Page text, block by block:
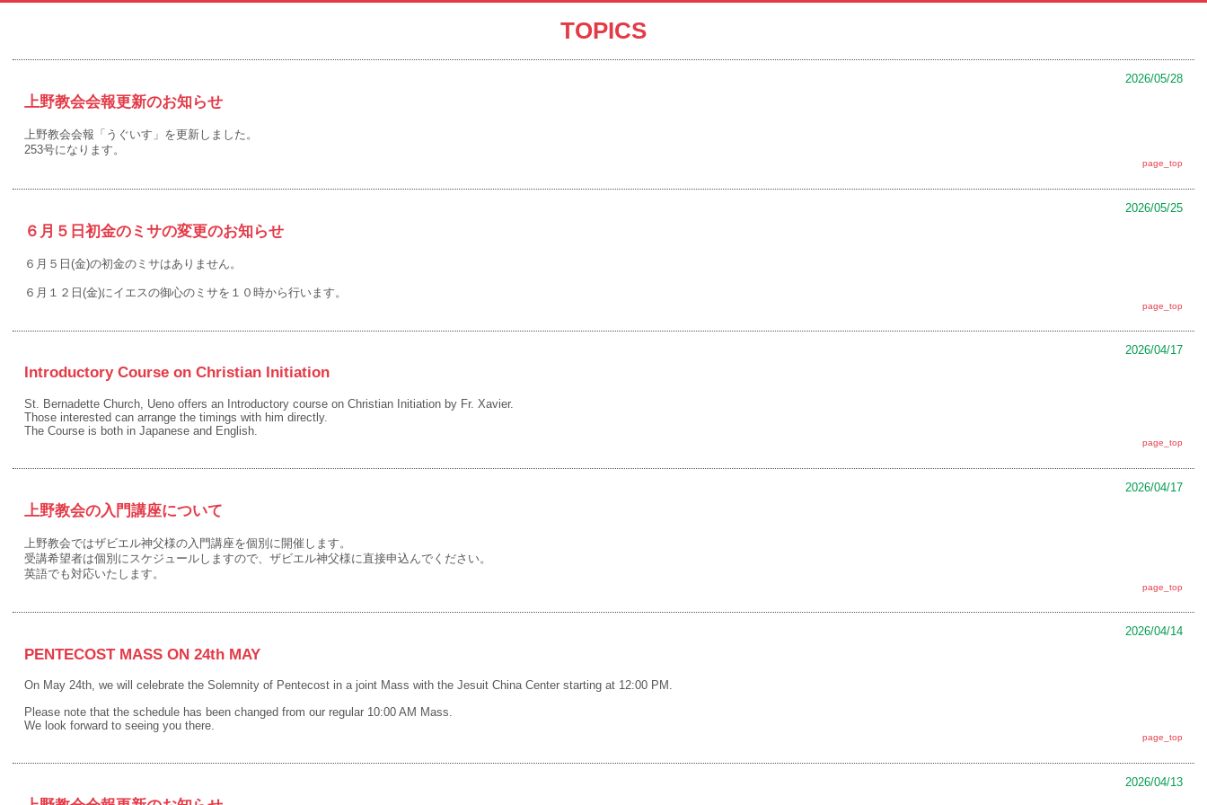
TOPICS
2026/05/28
上野教会会報更新のお知らせ
上野教会会報「うぐいす」を更新しました。
253号になります。
page_top
2026/05/25
６月５日初金のミサの変更のお知らせ
６月５日(金)の初金のミサはありません。
６月１２日(金)にイエスの御心のミサを１０時から行います。
page_top
2026/04/17
Introductory Course on Christian Initiation
St. Bernadette Church, Ueno offers an Introductory course on Christian Initiation by Fr. Xavier.
Those interested can arrange the timings with him directly.
The Course is both in Japanese and English.
page_top
2026/04/17
上野教会の入門講座について
上野教会ではザビエル神父様の入門講座を個別に開催します。
受講希望者は個別にスケジュールしますので、ザビエル神父様に直接申込んでください。
英語でも対応いたします。
page_top
2026/04/14
PENTECOST MASS ON 24th MAY
On May 24th, we will celebrate the Solemnity of Pentecost in a joint Mass with the Jesuit China Center starting at 12:00 PM.
Please note that the schedule has been changed from our regular 10:00 AM Mass.
We look forward to seeing you there.
page_top
2026/04/13